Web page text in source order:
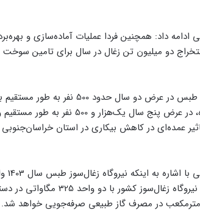
داد: همچنین فردا عملیات آماده‌سازی و
دو میلیون تن زغال در سال برای تامین سوخت
وی افزود: با شروع بهره‌برداری از معدن مزینوی نیروگاه طبس در عرض دو سال حدود 500
مشغول خواهند شد و با اتمام ساخت واحدهای نیروگاه، در عرض پنج سال
عمده‌ای در کاهش بیکاری در استان
مجری طرح‌
خواهد شد، اضافه کرد: این مجموعه به عنوان نخستین نیروگاه